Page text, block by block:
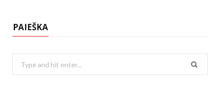
PAIEŠKA